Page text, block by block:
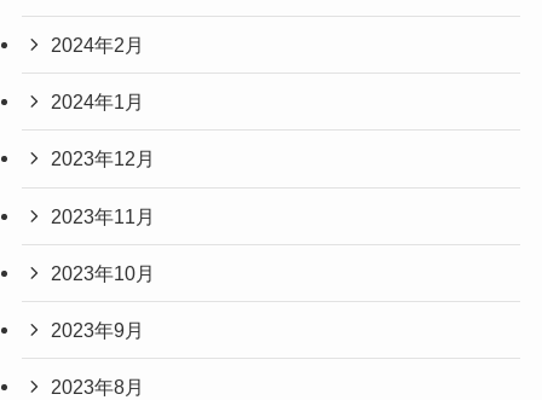
2024年2月
2024年1月
2023年12月
2023年11月
2023年10月
2023年9月
2023年8月